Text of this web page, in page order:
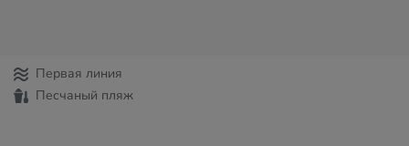
Первая линия
Песчаный пляж